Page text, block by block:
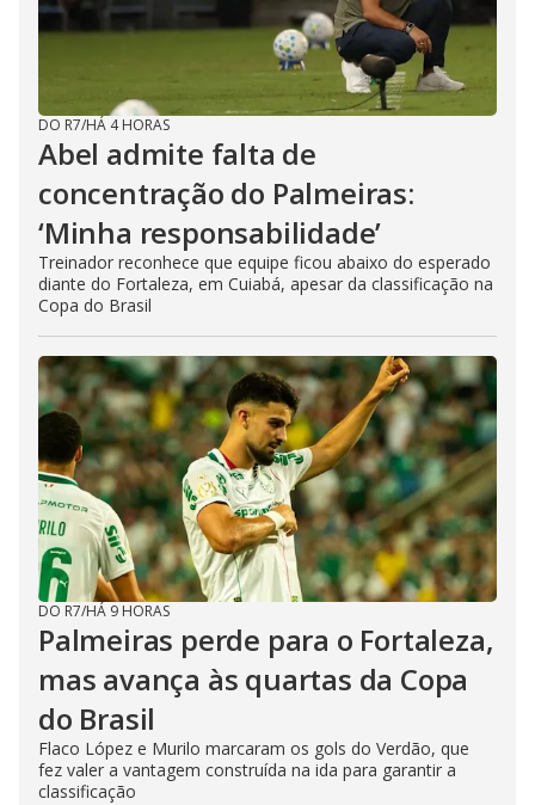
DO R7/HÁ 4 HORAS
Abel admite falta de
concentração do Palmeiras:
‘Minha responsabilidade’
Treinador reconhece que equipe ficou abaixo do esperado
diante do Fortaleza, em Cuiabá, apesar da classificação na
Copa do Brasil
DO R7/HÁ 9 HORAS
Palmeiras perde para o Fortaleza,
mas avança às quartas da Copa
do Brasil
Flaco López e Murilo marcaram os gols do Verdão, que
fez valer a vantagem construída na ida para garantir a
classificação